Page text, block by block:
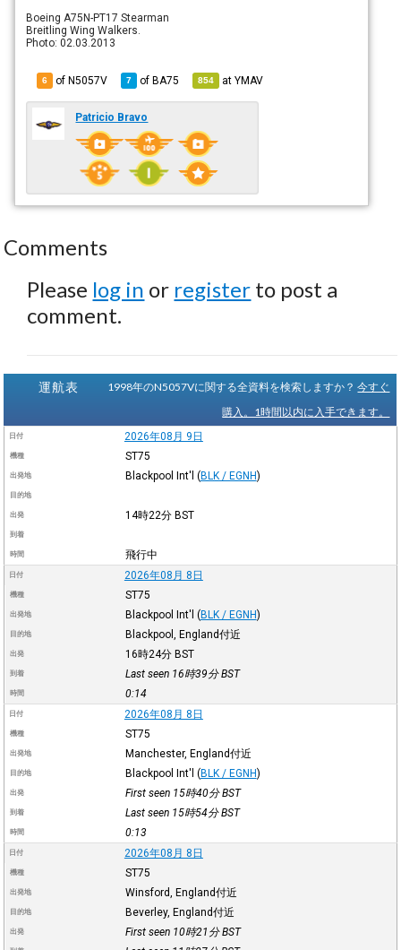
Boeing A75N-PT17 Stearman
Breitling Wing Walkers.
Photo: 02.03.2013
6 of N5057V 7 ofBA75 854 atYMAV
Patricio Bravo
Comments
Please log in or register to post a
comment.
運航表 1998年のN5057Vに関する全資料を検索しますか？今すぐ
購入。1時間以内に入手できます。
日付 2026年08月 9日
機種 ST75
出発地 Blackpool Int'l (BLK / EGNH)
目的地
出発 14時22分 BST
到着
時間 飛行中
日付 2026年08月 8日
機種 ST75
出発地 Blackpool Int'l (BLK / EGNH)
目的地 Blackpool, England付近
出発 16時24分 BST
到着 Last seen 16時39分BST
時間 0:14
日付 2026年08月 8日
機種 ST75
出発地 Manchester, England付近
目的地 Blackpool Int'l (BLK / EGNH)
出発 First seen 15時40分BST
到着 Last seen 15時54分BST
時間 0:13
日付 2026年08月 8日
機種 ST75
出発地 Winsford, England付近
目的地 Beverley, England付近
出発 First seen 10時21分BST